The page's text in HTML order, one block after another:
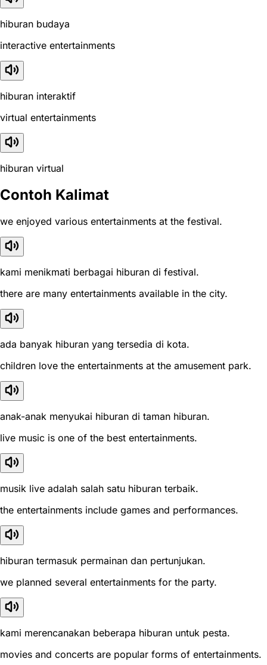
hiburan budaya
interactive entertainments
hiburan interaktif
virtual entertainments
hiburan virtual
Contoh Kalimat
we enjoyed various entertainments at the festival.
kami menikmati berbagai hiburan di festival.
there are many entertainments available in the city.
ada banyak hiburan yang tersedia di kota.
children love the entertainments at the amusement park.
anak-anak menyukai hiburan di taman hiburan.
live music is one of the best entertainments.
musik live adalah salah satu hiburan terbaik.
the entertainments include games and performances.
hiburan termasuk permainan dan pertunjukan.
we planned several entertainments for the party.
kami merencanakan beberapa hiburan untuk pesta.
movies and concerts are popular forms of entertainments.